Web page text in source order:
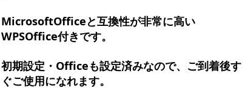
MicrosoftOfficeと互換性が非常に高い
WPSOffice付きです。
初期設定・Officeも設定済みなので、ご到着後す
ぐご使用になれます。